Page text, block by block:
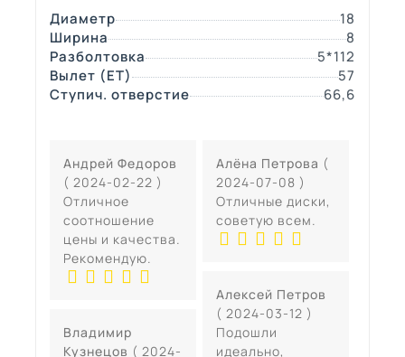
Диаметр
18
Ширина
8
Разболтовка
5*112
Вылет (ЕТ)
57
Ступич. отверстие
66,6
Андрей Федоров
( 2024-02-22 )
Отличное
соотношение
цены и качества.
Рекомендую.
Владимир
Кузнецов ( 2024-
Алёна Петрова (
2024-07-08 )
Отличные диски,
советую всем.
Алексей Петров
( 2024-03-12 )
Подошли
идеально,